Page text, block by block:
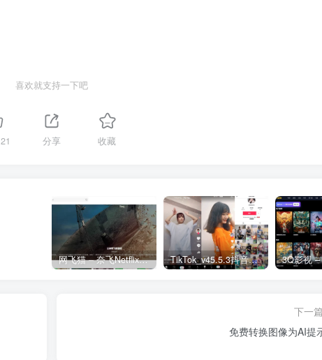
喜欢就支持一下吧
21 分享 收藏
网飞猫 – 奈飞Netflix免费看 TikTok_v45.5.3抖音国际版_免拔卡解锁全球版
下一
免费转换图像为AI提